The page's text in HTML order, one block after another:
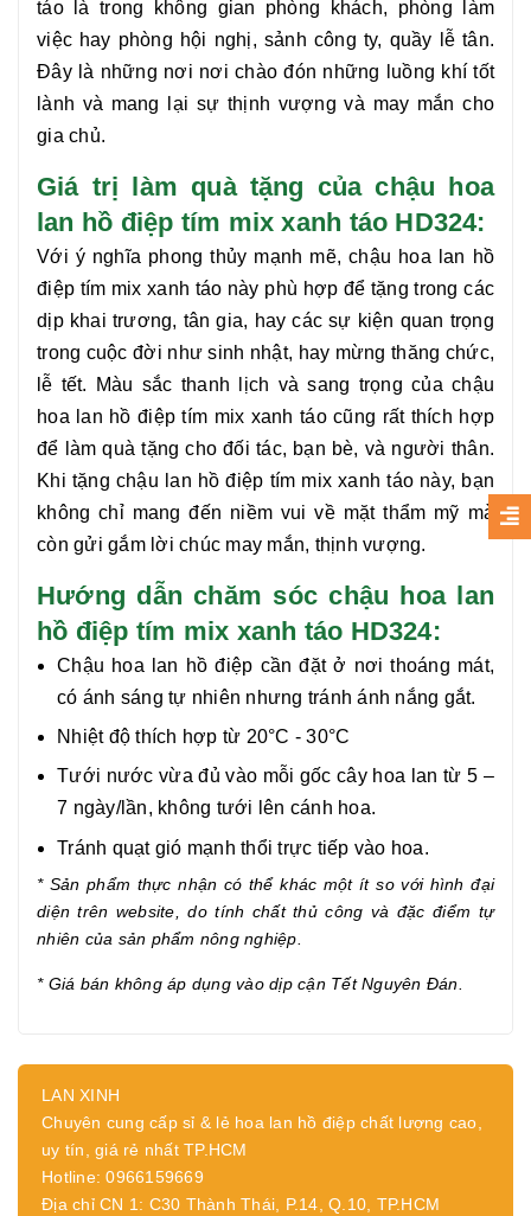
táolà trong không gian phòng khách, phòng làm
việc hay phòng hội nghị, sảnh công ty, quầy lễ tân.
Đây là những nơi nơi chào đón những luồng khí tốt
lành và mang lại sự thịnh vượng và may mắn cho
gia chủ.
Giá trị làm quà tặng của chậu hoa
lan hồ điệp tím mix xanh táo HD324:
Với ý nghĩa phong thủy mạnh mẽ, chậu hoa
lan hồ
điệp tím mix xanh táo này phù hợp để tặng trong các
dịp khai trương, tân gia, hay các sự kiện quan trọng
trong cuộc đời như sinh nhật, hay mừng thăng chức,
lễ tết. Màu sắc thanh lịch và sang trọng của chậu
hoa lan hồ điệp tím mix xanh táocũng rất thích hợp
để làm quà tặng cho đối tác, bạn bè, và người thân.
Khi tặng chậu lan hồ điệp tím mix xanh táo này, bạn
không chỉ mang đến niềm vui về mặt thẩm mỹ mà
còn gửi gắm lời chúc may mắn, thịnh vượng.
Hướng dẫn chăm sóc chậu hoa lan
hồ điệp tím mix xanh táo HD324:
Chậu hoa lan hồ điệp cần đặt ở nơi thoáng mát,
có ánh sáng tự nhiên nhưng tránh ánh nắng gắt.
Nhiệt độ thích hợp từ 20°C - 30°C
Tưới nước vừa đủ vào mỗi gốc cây hoa lan từ 5 –
7 ngày/lần, không tưới lên cánh hoa.
Tránh quạt gió mạnh thổi trực tiếp vào hoa.
* Sản phẩm thực nhận có thể khác một ít so với hình đại
diện trên website, do tính chất thủ công và đặc điểm tự
nhiên của sản phẩm nông nghiệp.
* Giá bán không áp dụng vào dịp cận Tết Nguyên Đán.
LAN XINH
Chuyên cung cấp sỉ & lẻ hoa lan hồ điệp chất lượng cao,
uy tín, giá rẻ nhất TP.HCM
Hotline: 0966159669
Địa chỉ CN 1: C30 Thành Thái, P.14, Q.10, TP.HCM